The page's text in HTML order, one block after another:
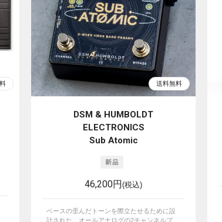
DSM & HUMBOLDT
ELECTRONICS
Sub Atomic
46,200円(税込)
ベースの歪んだトーンを際立たせるために設
計された、オールアナログの2チャンネルプ...